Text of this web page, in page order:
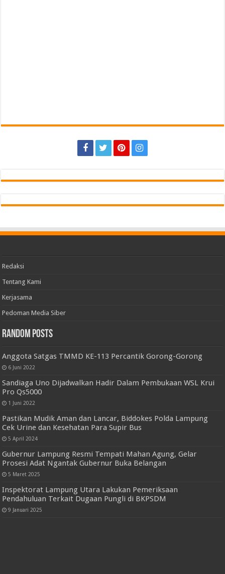
Redaksi
Tentang Kami
Kerjasama
Pedoman Media Siber
Random Posts
Anggota Satgas TMMD KE-113 Percantik Gorong-Gorong
6 Juni 2022
Sandiaga Uno Dijadwalkan Hadir Dalam Pembukaan WSL Krui
Pro Qs5000
1 Juni 2022
Pastikan Mudik Aman dan Lancar, Biddokes Polda Lampung
Cek Urine dan Kesehatan Para Supir Bus
5 April 2024
Gubernur Lampung Resmi Tempati Mahan Agung, Gelar
Prosesi Adat Ngantak Gubernur Buka Belangan
5 Maret 2025
Inspektorat Lampung Utara Lakukan Pemeriksaan
Pendahuluan Terkait Dugaan Pungli di BKPSDM
9 Januari 2025